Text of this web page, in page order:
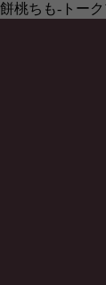
餅桃ちも-トーク